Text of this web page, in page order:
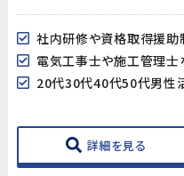
社内研修や資格取得援
20代30代40代50代男性
詳細を見る